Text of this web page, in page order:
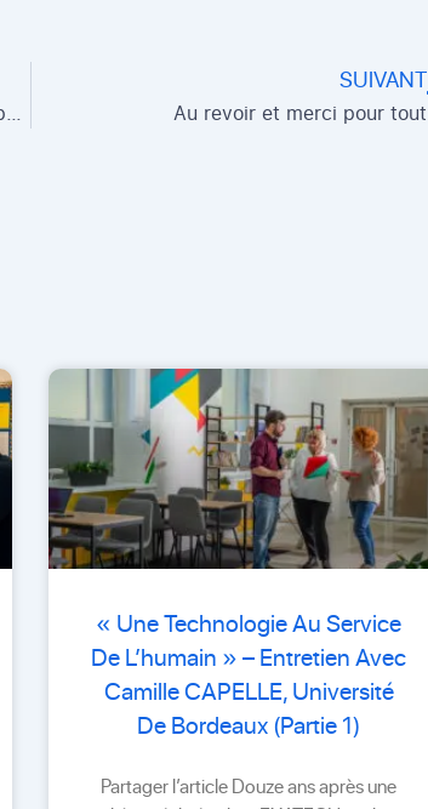
Les langages les plus aimés des développeurs
SUIVANT
Au revoir et merci pour tout
« Une Technologie Au Service
De L’humain » – Entretien Avec
Camille CAPELLE, Université
De Bordeaux (Partie 1)
Partager l’article Douze ans après une